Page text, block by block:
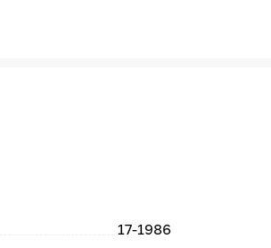
17-1986